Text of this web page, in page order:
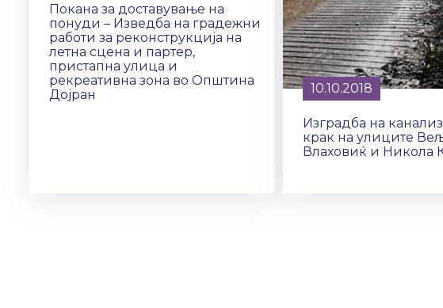
Покана за доставување на
понуди – Изведба на градежни
работи за реконструкција на
летна сцена и партер,
пристапна улица и
рекреативна зона во Општина
Дојран
10.10.2018
Изградба на
крак на улиците
Влаховиќ и Никола